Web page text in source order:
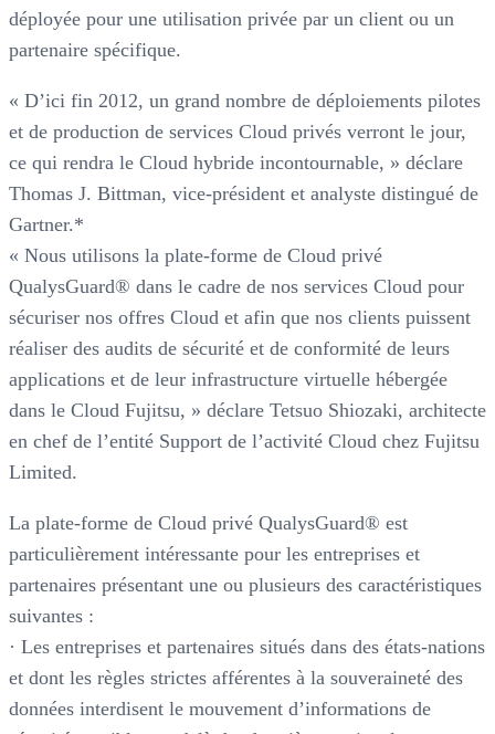
déployée pour une utilisation privée par un client ou un
partenaire spécifique.
« D’ici fin 2012, un grand nombre de déploiements pilotes
et de production de services Cloud privés verront le jour,
ce qui rendra le Cloud hybride incontournable, » déclare
Thomas J. Bittman, vice-président et analyste distingué de
Gartner.*
« Nous utilisons la plate-forme de Cloud privé
QualysGuard® dans le cadre de nos services Cloud pour
sécuriser nos offres Cloud et afin que nos clients puissent
réaliser des audits de sécurité et de conformité de leurs
applications et de leur infrastructure virtuelle hébergée
dans le Cloud Fujitsu, » déclare Tetsuo Shiozaki, architecte
en chef de l’entité Support de l’activité Cloud chez Fujitsu
Limited.
La plate-forme de Cloud privé QualysGuard® est
particulièrement intéressante pour les entreprises et
partenaires présentant une ou plusieurs des caractéristiques
suivantes :
· Les entreprises et partenaires situés dans des états-nations
et dont les règles strictes afférentes à la souveraineté des
données interdisent le mouvement d’informations de